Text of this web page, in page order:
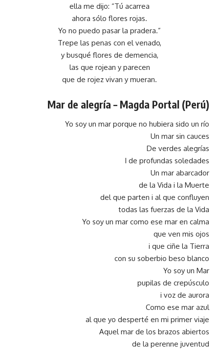
ella me dijo: “Tú acarrea
ahora sólo flores rojas.
Yo no puedo pasar la pradera.”
Trepe las penas con el venado,
y busqué flores de demencia,
las que rojean y parecen
que de rojez vivan y mueran.
Mar de alegría – Magda Portal (Perú)
Yo soy un mar porque no hubiera sido un río
Un mar sin cauces
De verdes alegrías
I de profundas soledades
Un mar abarcador
de la Vida i la Muerte
del que parten i al que confluyen
todas las fuerzas de la Vida
Yo soy un mar como ese mar en calma
que ven mis ojos
i que ciñe la Tierra
con su soberbio beso blanco
Yo soy un Mar
pupilas de crepúsculo
i voz de aurora
Como ese mar azul
al que yo desperté en mi primer viaje
Aquel mar de los brazos abiertos
de la perenne juventud